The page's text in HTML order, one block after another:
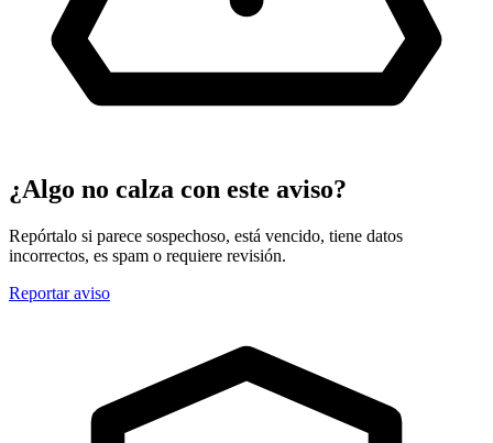
¿Algo no calza con este aviso?
Repórtalo si parece sospechoso, está vencido, tiene datos
incorrectos, es spam o requiere revisión.
Reportar aviso